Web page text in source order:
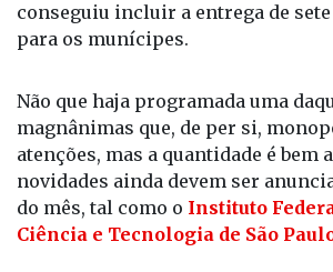
conseguiu incluir a entrega de
para os munícipes.
Não que haja programada uma
magnânimas que, de per si,
atenções, mas a quantidade é bem
novidades ainda devem ser
do mês, tal como o Instituto
Ciência e Tecnologia de São